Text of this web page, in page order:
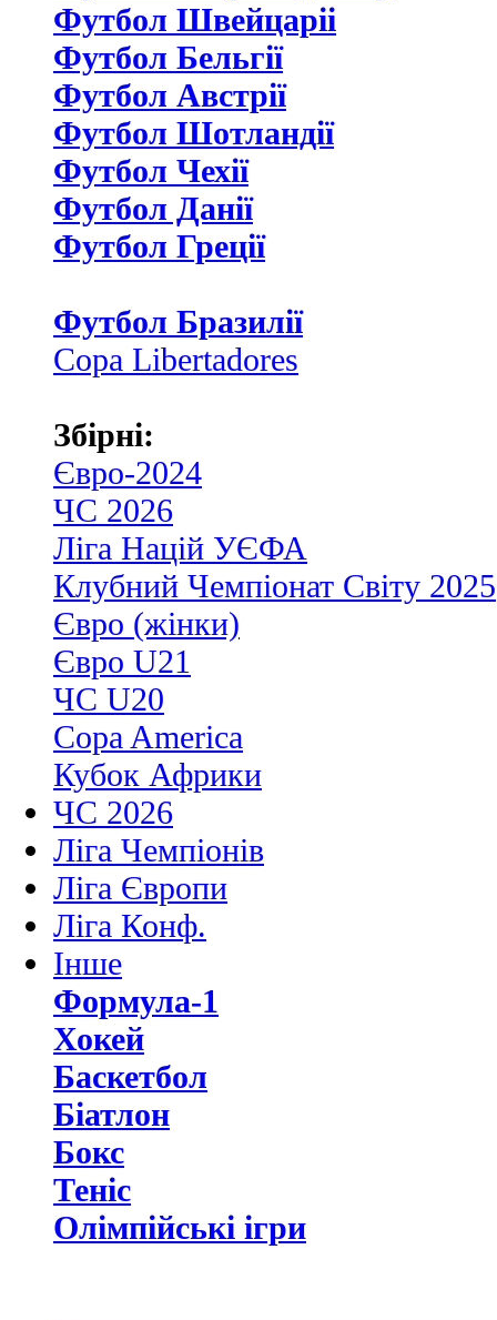
Футбол Швейцаріі
Футбол Бельгії
Футбол Австрії
Футбол Шотландії
Футбол Чехії
Футбол Данії
Футбол Греції
Футбол Бразилії
Copa Libertadores
Збірні:
Євро-2024
ЧС 2026
Ліга Націй УЄФА
Клубний Чемпіонат Світу 2025
Євро (жінки)
Євро U21
ЧС U20
Copa America
Кубок Африки
ЧС 2026
Ліга Чемпіонів
Ліга Європи
Ліга Конф.
Інше
Формула-1
Хокей
Баскетбол
Біатлон
Бокс
Теніс
Олімпійські ігри